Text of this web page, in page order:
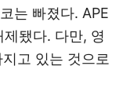
는 빠졌다. APE
됐다. 다만, 영
고 있는 것으로